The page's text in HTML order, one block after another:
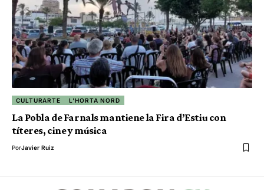
CULTURARTE L'HORTA NORD
La Pobla de Farnals mantiene la Fira d’Estiu con
títeres, cine y música
PorJavier Ruiz